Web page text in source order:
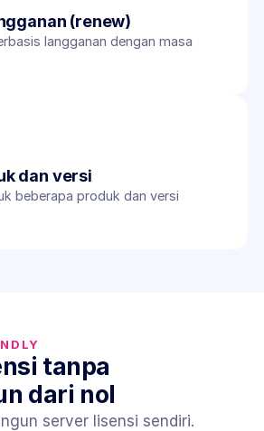
(renew)
langganan dengan masa
dan versi
beberapa produk dan versi
tanpa
dari nol
server lisensi sendiri.